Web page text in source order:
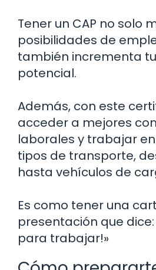
Tener un CAP no solo
posibilidades de
también incrementa
potencial.
Además, con este
acceder a mejores
laborales y trabajar
tipos de transporte,
hasta vehículos de
Es como tener una
presentación que dice:
para trabajar!»